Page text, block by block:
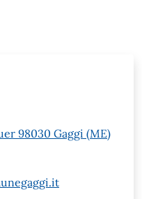
98030 Gaggi (ME)